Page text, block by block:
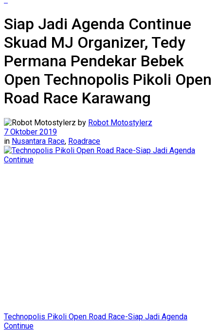
Siap Jadi Agenda Continue
Skuad MJ Organizer, Tedy
Permana Pendekar Bebek
Open Technopolis Pikoli Open
Road Race Karawang
by Robot Motostylerz
7 Oktober 2019
in Nusantara Race, Roadrace
Technopolis Pikoli Open Road Race-Siap Jadi Agenda
Continue